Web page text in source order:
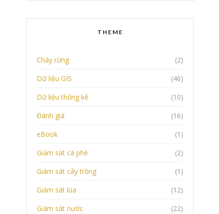
THEME
Cháy rừng
(2)
Dữ liệu GIS
(46)
Dữ liệu thống kê
(10)
Đánh giá
(16)
eBook
(1)
Giám sát cà phê
(2)
Giám sát cây trồng
(1)
Giám sát lúa
(12)
Giám sát nước
(22)